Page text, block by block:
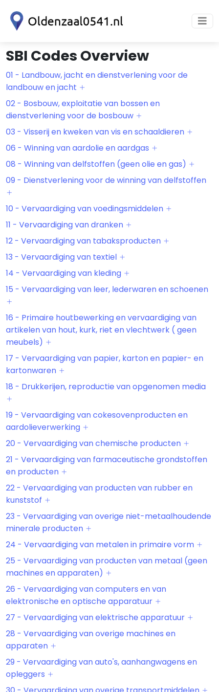
SBI Codes Overview
01 - Landbouw, jacht en dienstverlening voor de
landbouw en jacht
02 - Bosbouw, exploitatie van bossen en
dienstverlening voor de bosbouw
03 - Visserij en kweken van vis en schaaldieren
06 - Winning van aardolie en aardgas
08 - Winning van delfstoffen (geen olie en gas)
09 - Dienstverlening voor de winning van delfstoffen
10 - Vervaardiging van voedingsmiddelen
11 - Vervaardiging van dranken
12 - Vervaardiging van tabaksproducten
13 - Vervaardiging van textiel
14 - Vervaardiging van kleding
15 - Vervaardiging van leer, lederwaren en schoenen
16 - Primaire houtbewerking en vervaardiging van
artikelen van hout, kurk, riet en vlechtwerk ( geen
meubels)
17 - Vervaardiging van papier, karton en papier- en
kartonwaren
18 - Drukkerijen, reproductie van opgenomen media
19 - Vervaardiging van cokesovenproducten en
aardolieverwerking
20 - Vervaardiging van chemische producten
21 - Vervaardiging van farmaceutische grondstoffen
en producten
22 - Vervaardiging van producten van rubber en
kunststof
23 - Vervaardiging van overige niet-metaalhoudende
minerale producten
24 - Vervaardiging van metalen in primaire vorm
25 - Vervaardiging van producten van metaal (geen
machines en apparaten)
26 - Vervaardiging van computers en van
elektronische en optische apparatuur
27 - Vervaardiging van elektrische apparatuur
28 - Vervaardiging van overige machines en
apparaten
29 - Vervaardiging van auto's, aanhangwagens en
opleggers